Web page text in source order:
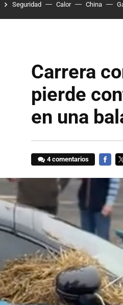
Seguridad Calor China
Carrera
pierde
en una
4 comentarios